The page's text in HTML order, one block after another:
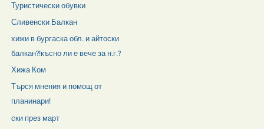
Туристически обувки
Сливенски Балкан
хижи в бургаска обл. и айтоски
балкан?!късно ли е вече за н.г.?
Хижа Ком
Търся мнения и помощ от
планинари!
ски през март